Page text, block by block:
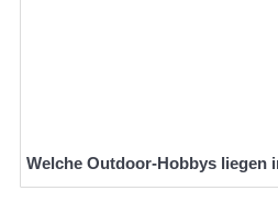
Welche Outdoor-Hobbys liegen